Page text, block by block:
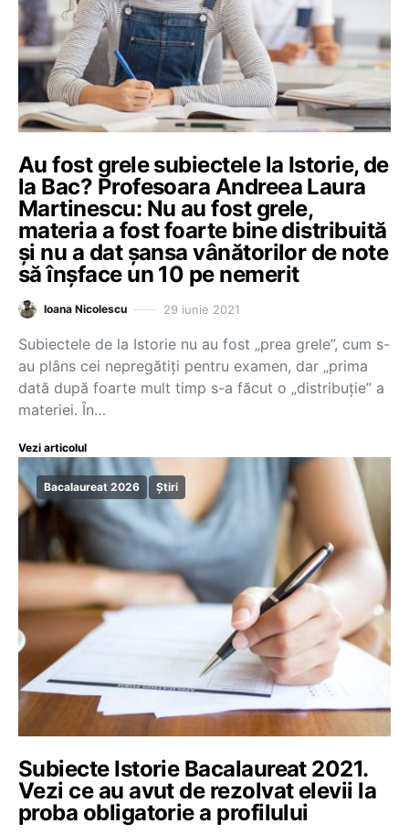
Au fost grele subiectele la Istorie, de
la Bac? Profesoara Andreea Laura
Martinescu: Nu au fost grele,
materia a fost foarte bine distribuită
și nu a dat șansa vânătorilor de note
să înșface un 10 pe nemerit
Ioana Nicolescu 29 iunie 2021
Subiectele de la Istorie nu au fost „prea grele”, cum s-
au plâns cei nepregătiți pentru examen, dar „prima
dată după foarte mult timp s-a făcut o „distribuție” a
materiei. În…
Vezi articolul
Bacalaureat 2026 Știri
Subiecte Istorie Bacalaureat 2021.
Vezi ce au avut de rezolvat elevii la
proba obligatorie a profilului